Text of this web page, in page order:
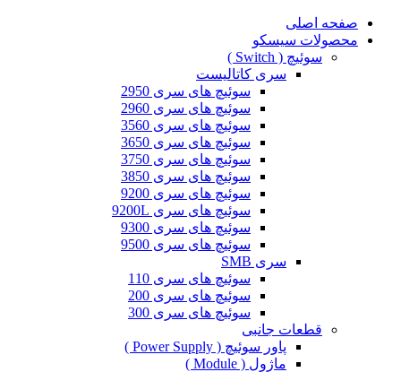
صفحه اصلی
محصولات سیسکو
سوئیچ ( Switch )
سری کاتالیست
سوئیچ های سری 2950
سوئیچ های سری 2960
سوئیچ های سری 3560
سوئیچ های سری 3650
سوئیچ های سری 3750
سوئیچ های سری 3850
سوئیچ های سری 9200
سوئیچ های سری 9200L
سوئیچ های سری 9300
سوئیچ های سری 9500
سری SMB
سوئیچ های سری 110
سوئیچ های سری 200
سوئیچ های سری 300
قطعات جانبی
پاور سوئیچ ( Power Supply )
ماژول ( Module )